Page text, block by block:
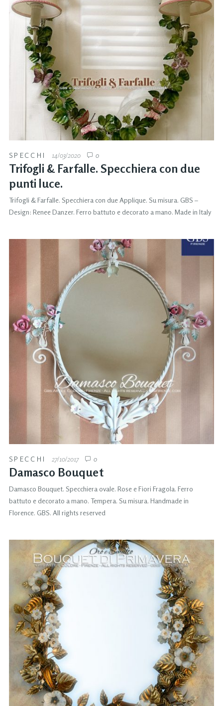
SPECCHI 14/03/2020 0
Trifogli & Farfalle. Specchiera con due
punti luce.
Trifogli & Farfalle. Specchiera con due Applique. Su misura. GBS –
Design: Renee Danzer. Ferro battuto e decorato a mano. Made in Italy
SPECCHI 27/10/2017 0
Damasco Bouquet
Damasco Bouquet. Specchiera ovale. Rose e Fiori Fragola. Ferro
battuto e decorato a mano. Tempera. Su misura. Handmade in
Florence. GBS. All rights reserved